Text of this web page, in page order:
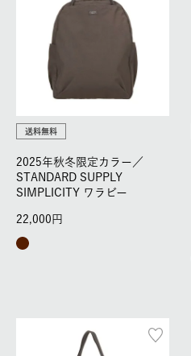
送料無料
2025年秋冬限定カラー／
STANDARD SUPPLY
SIMPLICITY ワラビー
22,000